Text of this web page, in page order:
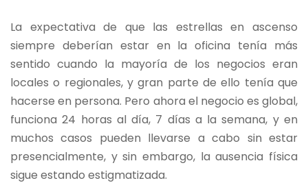
La expectativa de que las estrellas en ascenso
siempre deberían estar en la oficina tenía más
sentido cuando la mayoría de los negocios eran
locales o regionales, y gran parte de ello tenía que
hacerse en persona. Pero ahora el negocio es global,
funciona 24 horas al día, 7 días a la semana, y en
muchos casos pueden llevarse a cabo sin estar
presencialmente, y sin embargo, la ausencia física
sigue estando estigmatizada.